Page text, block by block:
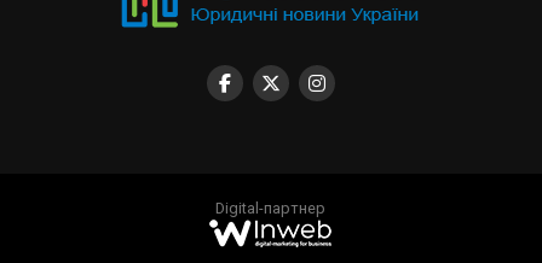
Digital-партнер